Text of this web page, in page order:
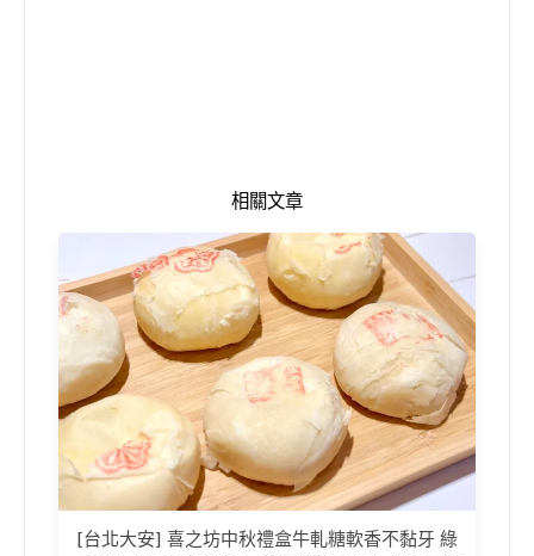
相關文章
[台北大安] 喜之坊中秋禮盒牛軋糖軟香不黏牙 綠